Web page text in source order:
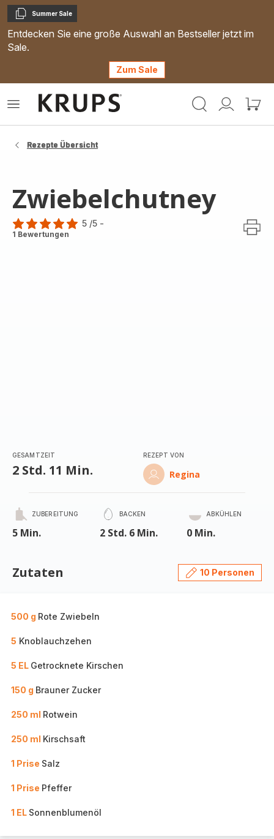
Kopieren
Summer Sale
Entdecken Sie eine große Auswahl an Bestseller jetzt im
Sale.
Zum Sale
Mein
Mein
Das
Rezepte Übersicht
Zwiebelchutney
Bewertung
5 /5 -
1 Bewertungen
GESAMTZEIT
2 Std. 11 Min.
REZEPT VON
Regina
ZUBEREITUNG
5 Min.
BACKEN
2 Std. 6 Min.
ABKÜHLEN
0 Min.
Zutaten 10 Personen
500 g Rote Zwiebeln
5 Knoblauchzehen
5 EL Getrocknete Kirschen
150 g Brauner Zucker
250 ml Rotwein
250 ml Kirschsaft
1 Prise Salz
1 Prise Pfeffer
1 EL Sonnenblumenöl